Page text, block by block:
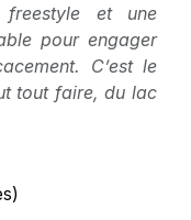
et une
pour engager
C’est le
tout faire, du lac